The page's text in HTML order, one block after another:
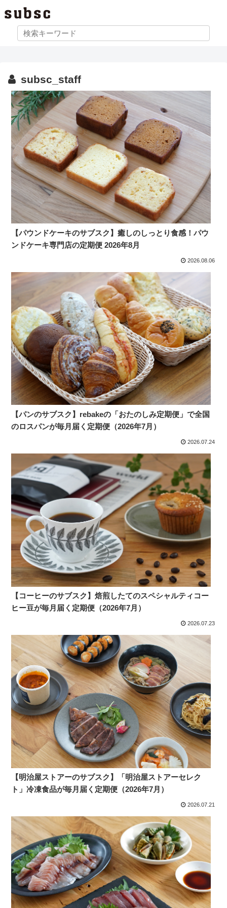
subsc_staff
【パウンドケーキのサブスク】癒しのしっとり食感！パウ
ンドケーキ専門店の定期便 2026年8月
2026.08.06
【パンのサブスク】rebakeの「おたのしみ定期便」で全国
のロスパンが毎月届く定期便（2026年7月）
2026.07.24
【コーヒーのサブスク】焙煎したてのスペシャルティコー
ヒー豆が毎月届く定期便（2026年7月）
2026.07.23
【明治屋ストアーのサブスク】「明治屋ストアーセレク
ト」冷凍食品が毎月届く定期便（2026年7月）
2026.07.21